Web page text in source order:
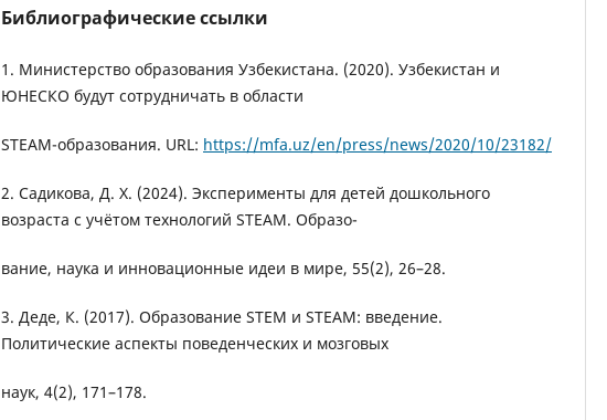
Библиографические ссылки
1. Министерство образования Узбекистана. (2020). Узбекистан и
ЮНЕСКО будут сотрудничать в области
STEAM-образования. URL: https://mfa.uz/en/press/news/2020/10/23182/
2. Садикова, Д. Х. (2024). Эксперименты для детей дошкольного
возраста с учётом технологий STEAM. Образо-
вание, наука и инновационные идеи в мире, 55(2), 26–28.
3. Деде, К. (2017). Образование STEM и STEAM: введение.
Политические аспекты поведенческих и мозговых
наук, 4(2), 171–178.